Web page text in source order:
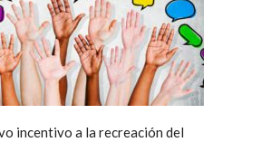
incentivo a la recreación del